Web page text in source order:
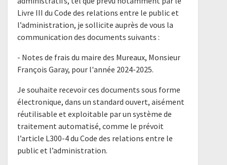
Livre III du Code des relations entre le public et
l’administration, je sollicite auprès de vous la
communication des documents suivants :
- Notes de frais du maire des Mureaux, Monsieur
François Garay, pour l'année 2024-2025.
Je souhaite recevoir ces documents sous forme
électronique, dans un standard ouvert, aisément
réutilisable et exploitable par un système de
traitement automatisé, comme le prévoit
l’article L300-4 du Code des relations entre le
public et l’administration.